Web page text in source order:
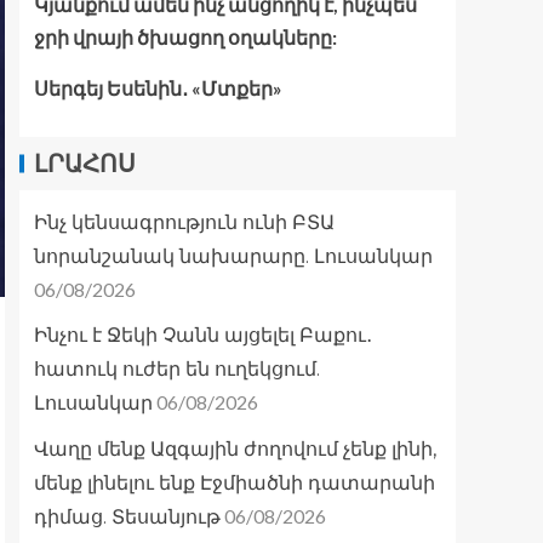
ջրի վրայի ծխացող օղակները:
Սերգեյ Եսենին․ «Մտքեր»
ԼՐԱՀՈՍ
Ինչ կենսագրություն ունի ԲՏԱ
նորանշանակ նախարարը. Լուսանկար
06/08/2026
Ինչու է Ջեկի Չանն այցելել Բաքու․
հատուկ ուժեր են ուղեկցում.
Լուսանկար 06/08/2026
Վաղը մենք Ազգային ժողովում չենք լինի,
մենք լինելու ենք Էջմիածնի դատարանի
դիմաց. Տեսանյութ06/08/2026